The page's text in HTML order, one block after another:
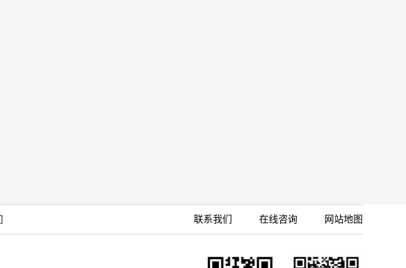
联系我们 在线咨询 网站地图